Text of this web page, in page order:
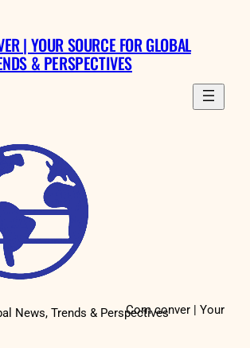
| YOUR SOURCE FOR GLOBAL
& PERSPECTIVES
Com conver | Your
News, Trends & Perspectives